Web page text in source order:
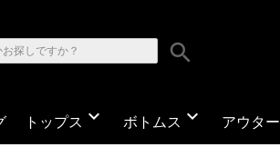
search
トップス expand_more ボトムス expand_more アウター